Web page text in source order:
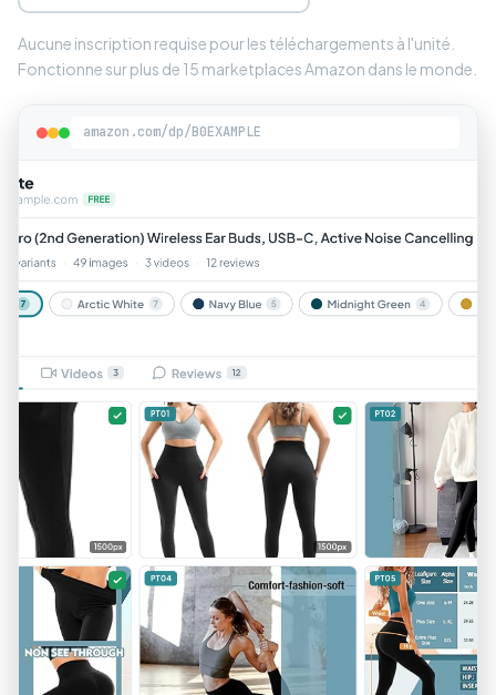
Aucune inscription requise pour les téléchargements à l'unité.
Fonctionne sur plus de 15 marketplaces Amazon dans le monde.
amazon.com/dp/B0EXAMPLE